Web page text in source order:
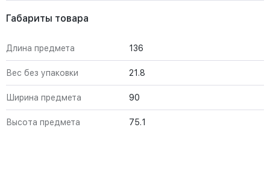
Габариты товара
Длина предмета 136
Вес без упаковки 21.8
Ширина предмета 90
Высота предмета 75.1